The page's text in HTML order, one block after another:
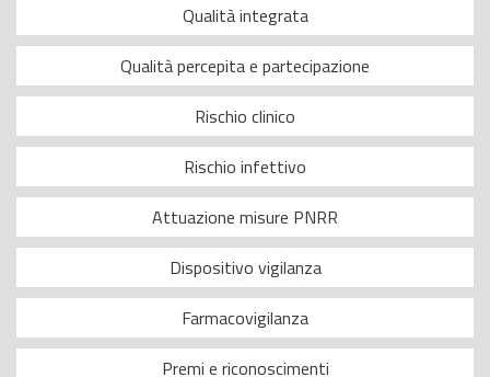
Qualità integrata
Qualità percepita e partecipazione
Rischio clinico
Rischio infettivo
Attuazione misure PNRR
Dispositivo vigilanza
Farmacovigilanza
Premi e riconoscimenti